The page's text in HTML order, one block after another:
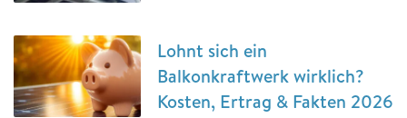
Lohnt sich ein
Balkonkraftwerk wirklich?
Kosten, Ertrag & Fakten 2026